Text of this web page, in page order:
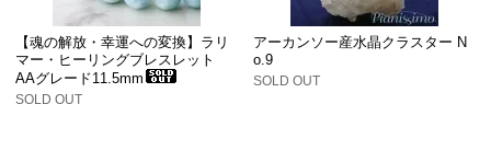
【魂の解放・幸運への変換】ラリ
マー・ヒーリングブレスレット
AAグレード11.5mm
SOLD OUT
アーカンソー産水晶クラスター N
o.9
SOLD OUT